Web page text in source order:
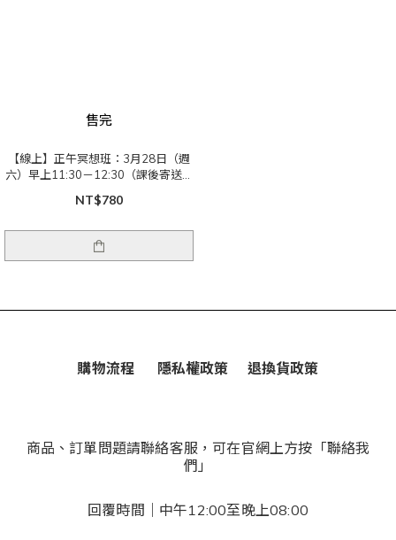
售完
【線上】正午冥想班：3月28日（週
六）早上11:30－12:30（課後寄送影
音檔）｜身心回歸自然的律動
NT$780
購物流程 隱私權政策 退換貨政策
商品、訂單問題請聯絡客服，可在官網上方按「聯絡我
們」
回覆時間｜中午12:00至晚上08:00